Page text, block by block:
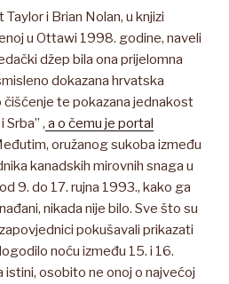
i Brian Nolan, u knjizi
u Ottawi 1998. godine, naveli
džep bila ona prijelomna
dokazana hrvatska
čišćenje te pokazana jednakost
Srba” , a o čemu je portal
oružanog sukoba između
kanadskih mirovnih snaga u
9. do 17. rujna 1993., kako ga
nikada nije bilo. Sve što su
pokušavali prikazati
noću između 15. i 16.
istini, osobito ne onoj o najvećoj